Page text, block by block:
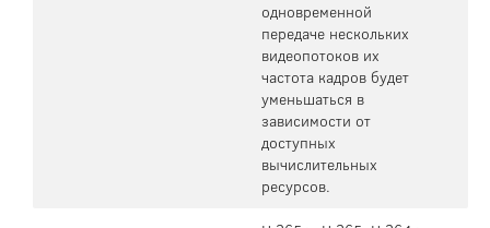
одновременной
передаче нескольких
видеопотоков их
частота кадров будет
уменьшаться в
зависимости от
доступных
вычислительных
ресурсов.